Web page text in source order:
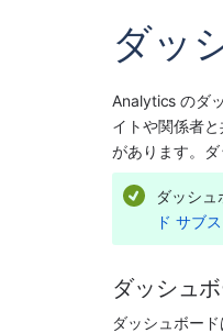
ダッ
Analytics のダ
イトや関係者
があります。ダ
ダッシュ
ド サブ
ダッシュ
ダッシュボー